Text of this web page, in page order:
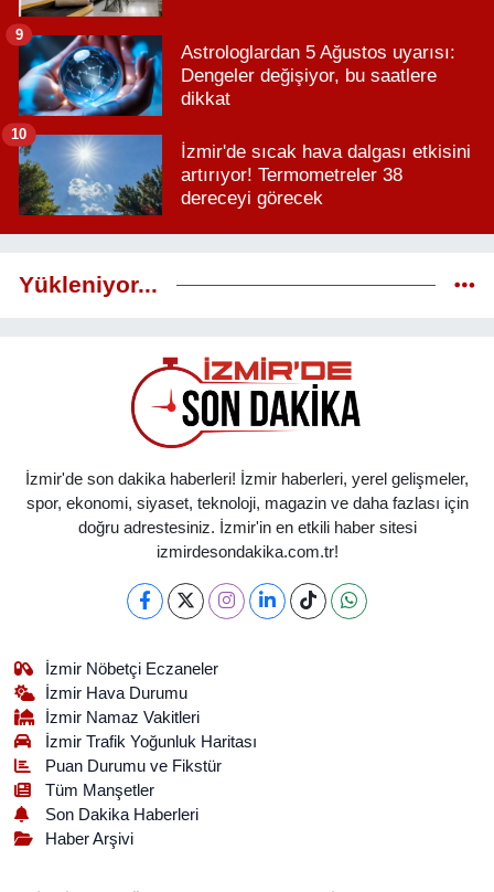
Astrologlardan 5 Ağustos uyarısı:
Dengeler değişiyor, bu saatlere
dikkat
9
İzmir'de sıcak hava dalgası etkisini
artırıyor! Termometreler 38
dereceyi görecek
10
Yükleniyor...
İzmir'de son dakika haberleri! İzmir haberleri, yerel gelişmeler,
spor, ekonomi, siyaset, teknoloji, magazin ve daha fazlası için
doğru adrestesiniz. İzmir'in en etkili haber sitesi
izmirdesondakika.com.tr!
İzmir Nöbetçi Eczaneler
İzmir Hava Durumu
İzmir Namaz Vakitleri
İzmir Trafik Yoğunluk Haritası
Puan Durumu ve Fikstür
Tüm Manşetler
Son Dakika Haberleri
Haber Arşivi